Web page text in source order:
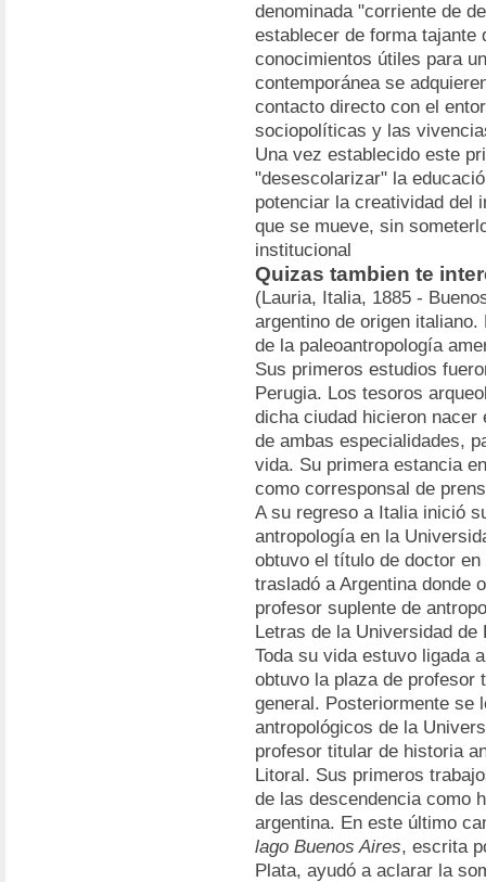
denominada "corriente de
establecer de forma tajante
conocimientos útiles para
contemporánea se
contacto directo con el
sociopolíticas y las
Una vez establecido este
"desescolarizar" la
potenciar la creatividad del
que se mueve, sin
institucional
Quizas tambien te
(Lauria, Italia, 1885 -
argentino de origen
de la paleoantropología
Sus primeros estudios
Perugia. Los tesoros
dicha ciudad hicieron
de ambas especialidades,
vida. Su primera estancia
como corresponsal de
A su regreso a Italia inició
antropología en la
obtuvo el título de doctor
trasladó a Argentina donde
profesor suplente de
Letras de la Universidad de
Toda su vida estuvo ligada
obtuvo la plaza de profesor
general. Posteriormente se
antropológicos de la
profesor titular de historia
Litoral. Sus primeros
de las descendencia como
argentina. En este último
lago Buenos Aires, escrita
Plata, ayudó a aclarar la